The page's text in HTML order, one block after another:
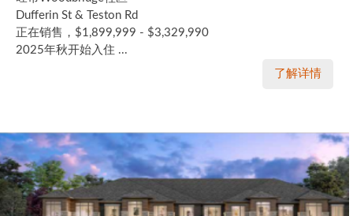
Dufferin St & Teston Rd
正在销售，$1,899,999 - $3,329,990
2025年秋开始入住 ...
了解详情